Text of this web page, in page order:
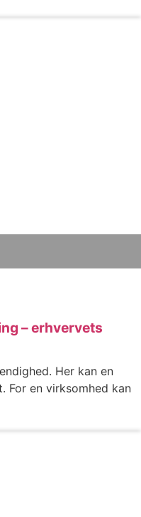
– erhvervets
Her kan en
For en virksomhed kan